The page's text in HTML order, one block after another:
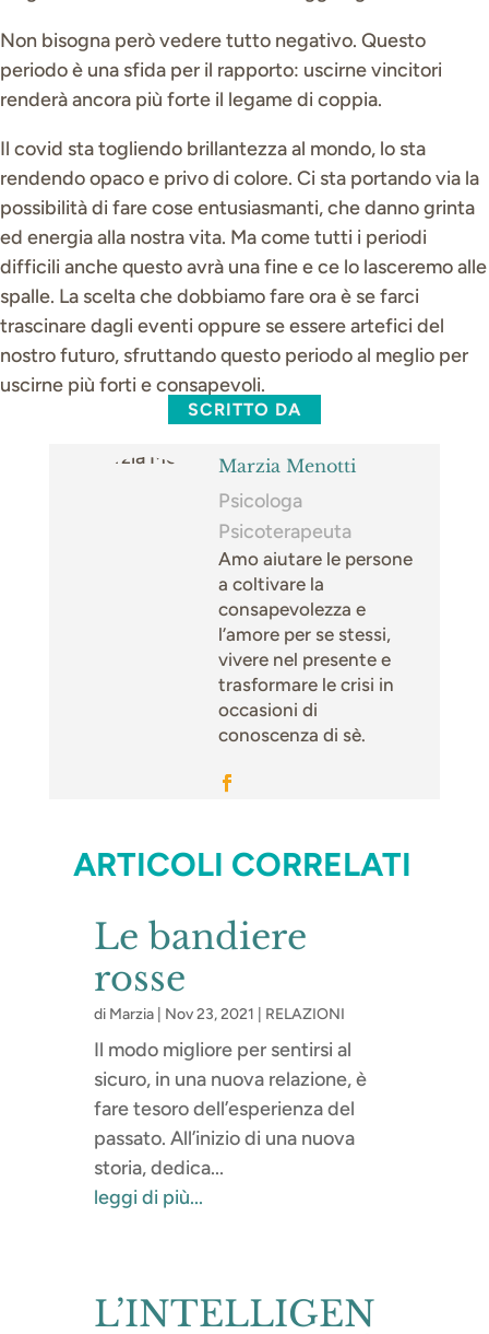
Non bisogna però vedere tutto negativo. Questo
periodo è una sfida per il rapporto: uscirne vincitori
renderà ancora più forte il legame di coppia.
Il covid sta togliendo brillantezza al mondo, lo sta
rendendo opaco e privo di colore. Ci sta portando via la
possibilità di fare cose entusiasmanti, che danno grinta
ed energia alla nostra vita. Ma come tutti i periodi
difficili anche questo avrà una fine e ce lo lasceremo alle
spalle. La scelta che dobbiamo fare ora è se farci
trascinare dagli eventi oppure se essere artefici del
nostro futuro, sfruttando questo periodo al meglio per
uscirne più forti e consapevoli.
SCRITTO DA
Marzia Menotti
Psicologa
Psicoterapeuta
Amo aiutare le persone
a coltivare la
consapevolezza e
l’amore per se stessi,
vivere nel presente e
trasformare le crisi in
occasioni di
conoscenza di sè.
ARTICOLI CORRELATI
Le bandiere
rosse
di Marzia Nov 23, 2021 RELAZIONI
Il modo migliore per sentirsi al
sicuro, in una nuova relazione, è
fare tesoro dell’esperienza del
passato. All’inizio di una nuova
storia, dedica...
leggi di più...
L’INTELLIGEN